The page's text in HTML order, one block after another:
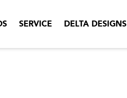
SERVICE DELTA DESIGNS